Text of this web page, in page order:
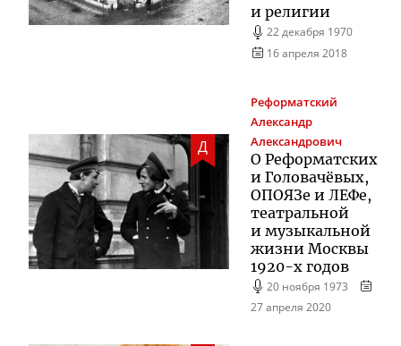
и религии
22 декабря 1970
16 апреля 2018
Д
Реформатский
Александр
Александрович
О Реформатских
и Головачёвых,
ОПОЯЗе и ЛЕФе,
театральной
и музыкальной
жизни Москвы
1920-х годов
20 ноября 1973
27 апреля 2020